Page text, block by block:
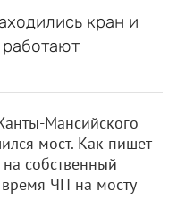
кран и
Мансийского
мост. Как пишет
собственный
ЧП на мосту